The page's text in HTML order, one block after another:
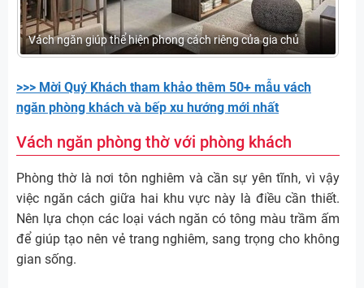
Vách ngăn giúp thể hiện phong cách riêng của gia chủ
>>> Mời Quý Khách tham khảo thêm 50+ mẫu vách
ngăn phòng khách và bếp xu hướng mới nhất
Vách ngăn phòng thờ với phòng khách
Phòng thờ là nơi tôn nghiêm và cần sự yên tĩnh, vì vậy
việc ngăn cách giữa hai khu vực này là điều cần thiết.
Nên lựa chọn các loại vách ngăn có tông màu trầm ấm
để giúp tạo nên vẻ trang nghiêm, sang trọng cho không
gian sống.